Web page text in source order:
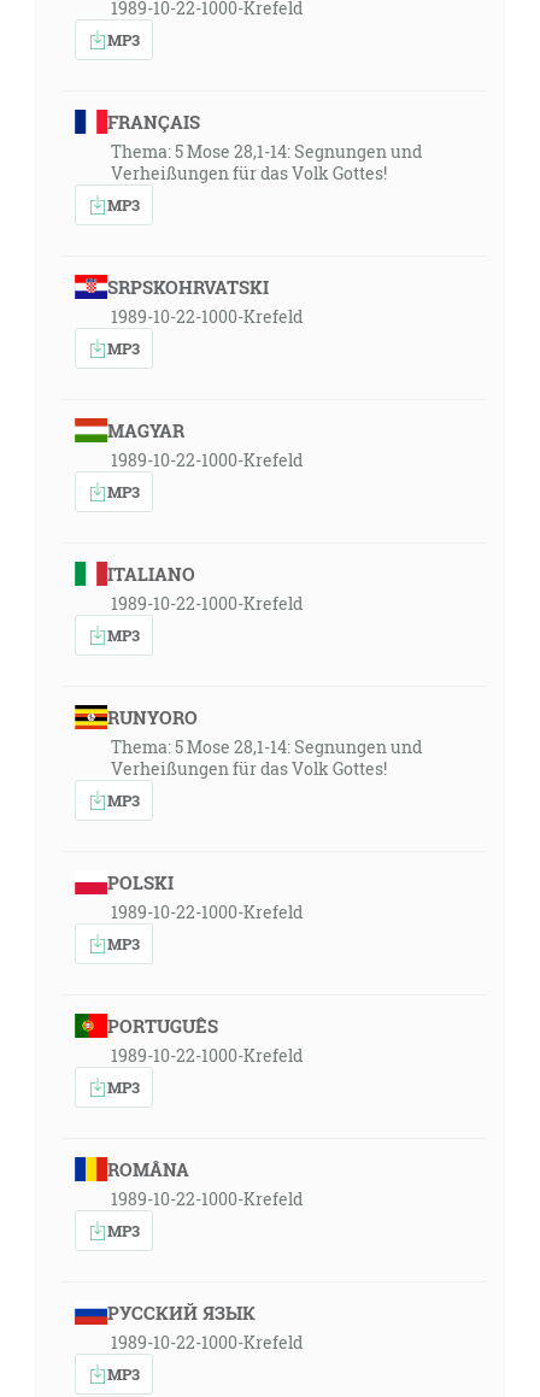
1989-10-22-1000-Krefeld
MP3
FRANÇAIS
Thema: 5 Mose 28,1-14: Segnungen und
Verheißungen für das Volk Gottes!
MP3
SRPSKOHRVATSKI
1989-10-22-1000-Krefeld
MP3
MAGYAR
1989-10-22-1000-Krefeld
MP3
ITALIANO
1989-10-22-1000-Krefeld
MP3
RUNYORO
Thema: 5 Mose 28,1-14: Segnungen und
Verheißungen für das Volk Gottes!
MP3
POLSKI
1989-10-22-1000-Krefeld
MP3
PORTUGUÊS
1989-10-22-1000-Krefeld
MP3
ROMÂNA
1989-10-22-1000-Krefeld
MP3
РУССКИЙ ЯЗЫК
1989-10-22-1000-Krefeld
MP3